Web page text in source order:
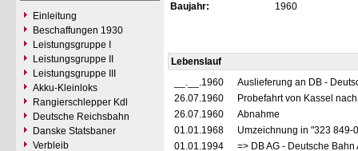
Einleitung
Beschaffungen 1930
Leistungsgruppe I
Leistungsgruppe II
Leistungsgruppe III
Akku-Kleinloks
Rangierschlepper Kdl
Deutsche Reichsbahn
Danske Statsbaner
Verbleib
Baujahr:
1960
Lebenslauf
__.__.1960
Auslieferung an DB -
26.07.1960
Probefahrt von Kassel
26.07.1960
Abnahme
01.01.1968
Umzeichnung in "323 849-
01.01.1994
=> DB AG - Deutsche